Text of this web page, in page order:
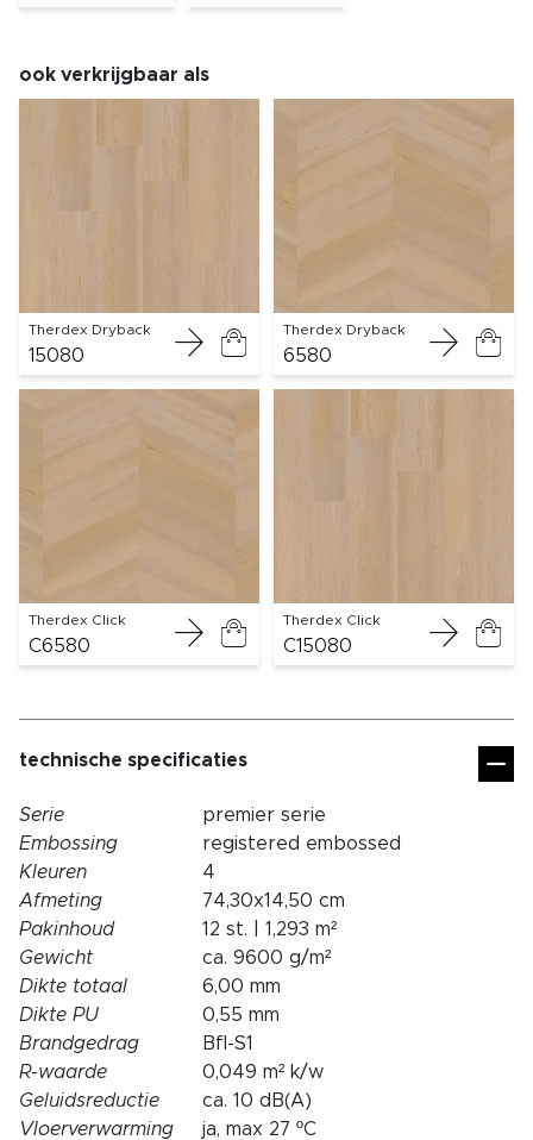
ook verkrijgbaar als
Therdex Dryback
15080
Therdex Dryback
6580
Therdex Click
C6580
Therdex Click
C15080
technische specificaties
Serie
premier serie
Embossing
registered embossed
Kleuren
4
Afmeting
74,30x14,50 cm
Pakinhoud
12 st. | 1,293 m²
Gewicht
ca. 9600 g/m²
Dikte totaal
6,00 mm
Dikte PU
0,55 mm
Brandgedrag
Bfl-S1
R-waarde
0,049 m² k/w
Geluidsreductie
ca. 10 dB(A)
Vloerverwarming
ja, max 27 ºC